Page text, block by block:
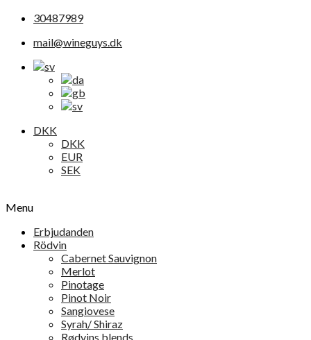
30487989
mail@wineguys.dk
DKK
DKK
EUR
SEK
Menu
Erbjudanden
Rödvin
Cabernet Sauvignon
Merlot
Pinotage
Pinot Noir
Sangiovese
Syrah/ Shiraz
Rødvins blends